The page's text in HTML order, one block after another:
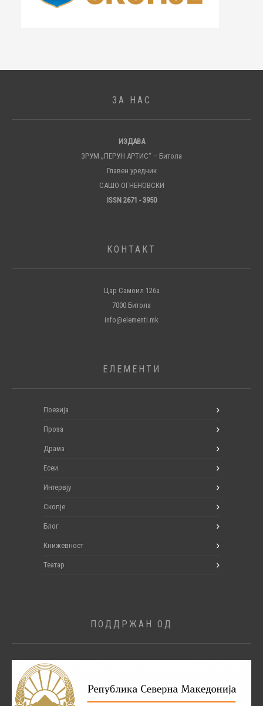
ЗА НАС
ИЗДАВА
ЗРУМ „ПЕРУН АРТИС“ – Битола
Главен уредник
САШО ОГНЕНОВСКИ
ISSN 2671 - 3950
КОНТАКТ
Цар Самоил 126а
7000 Битола
info@elementi.mk
ЕЛЕМЕНТИ
Поезија
Проза
Драма
Есеи
Интервју
Скопје
Блог
Книжевност
Театар
ПОДДРЖАН ОД